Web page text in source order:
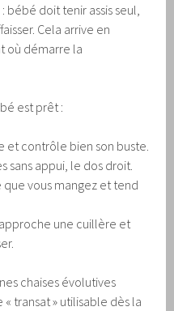
: bébé doit tenir assis seul,
Cela arrive en
où démarre la
est prêt :
et contrôle bien son buste.
sans appui, le dos droit.
vous mangez et tend
une cuillère et
chaises évolutives
transat » utilisable dès la